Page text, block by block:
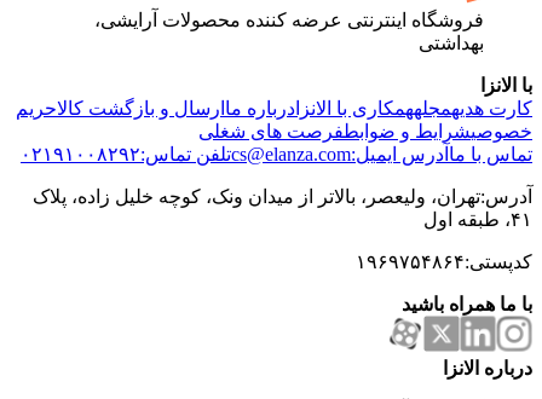
فروشگاه اینترنتی عرضه کننده محصولات آرایشی،
بهداشتی
با الانزا
کارت هدیهمجلههمکاری با الانزا درباره ما ارسال و بازگشت کالاحریم
خصوصیشرایط و ضوابطفرصت های شغلی
تماس با ما آدرس ایمیل:cs@elanza.com تلفن تماس:۰۲۱۹۱۰۰۸۲۹۲
آدرس:تهران، ولیعصر، بالاتر از میدان ونک، کوچه خلیل زاده، پلاک
۴۱، طبقه اول
کدپستی:۱۹۶۹۷۵۴۸۶۴
با ما همراه باشید
درباره الانزا